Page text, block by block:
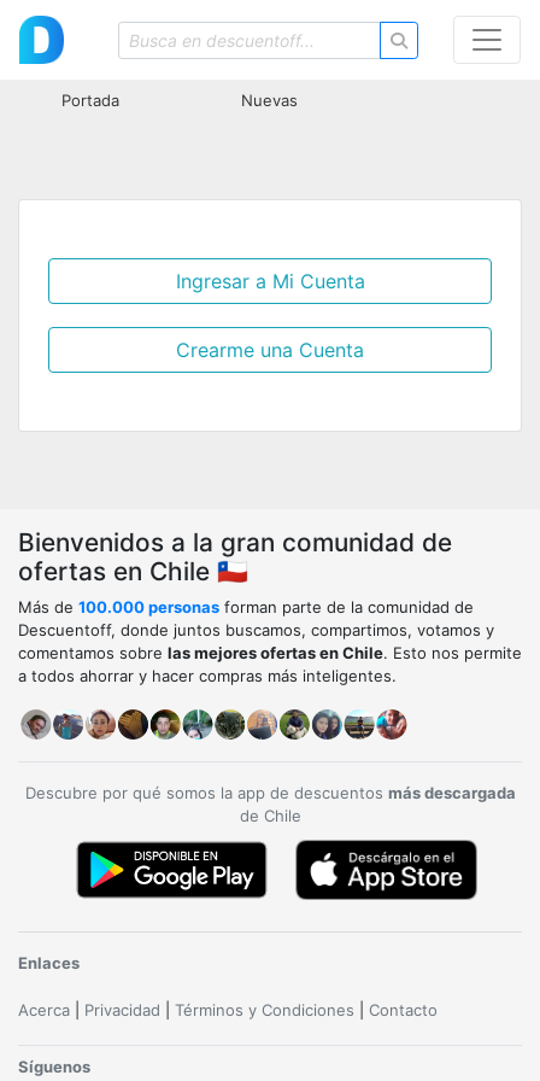
Portada Nuevas
Ingresar a Mi Cuenta
Crearme una Cuenta
Bienvenidos a la gran comunidad de
ofertas en Chile 🇨🇱
Más de 100.000 personas forman parte de la comunidad de
Descuentoff, donde juntos buscamos, compartimos, votamos y
comentamos sobre las mejores ofertas en Chile. Esto nos permite
a todos ahorrar y hacer compras más inteligentes.
Descubre por qué somos la app de descuentos más descargada
de Chile
Enlaces
Acerca Privacidad Términos y Condiciones Contacto
Síguenos